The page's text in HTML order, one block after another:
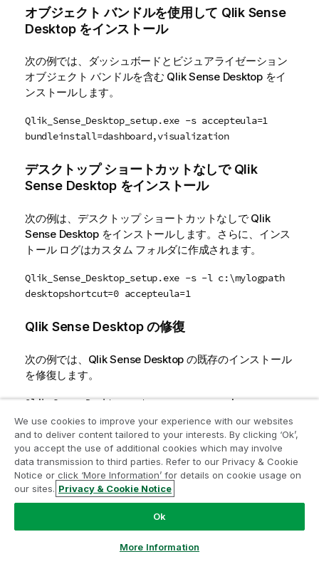
オブジェクト バンドルを使用して Qlik Sense
Desktopをインストール
次の例では、ダッシュボードとビジュアライゼーション
オブジェクト バンドルを含む Qlik Sense Desktopをイ
ンストールします。
Qlik_Sense_Desktop_setup.exe -s accepteula=1
bundleinstall=dashboard,visualization
デスクトップ ショートカットなしで Qlik
Sense Desktopをインストール
次の例は、デスクトップ ショートカットなしで Qlik
Sense Desktopをインストールします。さらに、インス
トール ログはカスタム フォルダに作成されます。
Qlik_Sense_Desktop_setup.exe -s -l c:\mylogpath
desktopshortcut=0 accepteula=1
Qlik Sense Desktopの修復
次の例では、 Qlik Sense Desktop の既存のインストール
を修復します。
Qlik_Sense_Desktop_setup.exe -s -repair
Qlik Sense Desktopのアンインストール
次の例では、Qlik Sense Desktopをアンインストールし
ます。
Qlik_Sense_Desktop_setup.exe -s -uninstall
We use cookies to improve your experience with our websites
and to deliver content tailored to your interests. By clicking ‘Ok’,
you accept the use of additional cookies which may involve
data transmission to third parties. Refer to our Privacy & Cookie
Notice or click ‘More Information’ for details on cookie usage on
our sites. Privacy & Cookie Notice
Ok
More Information